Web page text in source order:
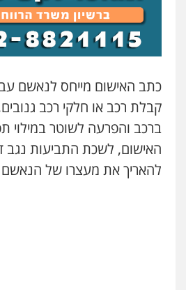
עו"ד אסף גונן
פלילי פשע חמור
וחקירות
גל דהן – משרד
פלילי פשיעה חמורה
וחקירות
0544723840
כתב האישום מייחס לנאשם
קבלת רכב או חלקי רכב גנובים,
ברכב והפרעה לשוטר במילוי
האישום, לשכת התביעות נגב
להאריך את מעצרו של הנאשם